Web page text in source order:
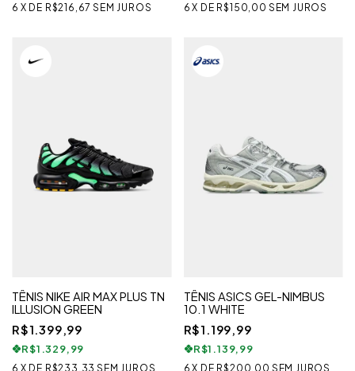
6 X DE R$216,67 SEM JUROS 6 X DE R$150,00 SEM JUROS
TÊNIS NIKE AIR MAX PLUS TN
ILLUSION GREEN
R$1.399,99
R$1.329,99
6 X DE R$233,33 SEM JUROS
TÊNIS ASICS GEL-NIMBUS
10.1 WHITE
R$1.199,99
R$1.139,99
6 X DE R$200,00 SEM JUROS